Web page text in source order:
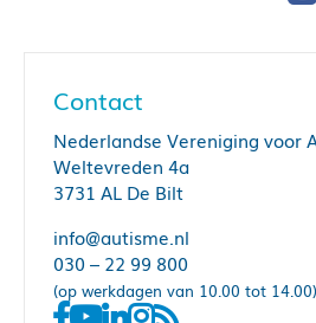
Contact
Nederlandse Vereniging voor
Weltevreden 4a
3731 AL De Bilt
info@autisme.nl
030 – 22 99 800
(op werkdagen van 10.00 tot 14.00)